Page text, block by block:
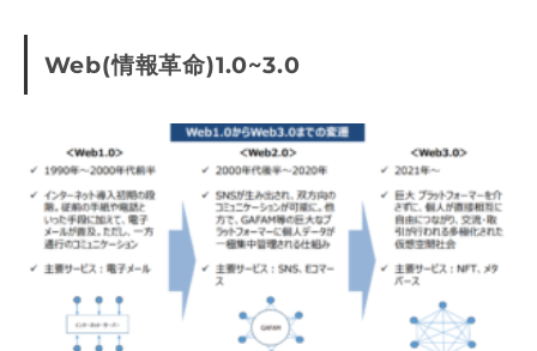
Web(情報革命)1.0~3.0